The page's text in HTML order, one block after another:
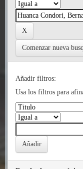
Comenzar nueva
Añadir filtros:
Usa los filtros para